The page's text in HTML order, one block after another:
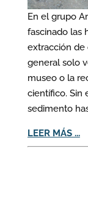
En el grupo
fascinado las
extracción de
general solo
museo o la
científico. Sin
sedimento
LEER MÁS ...